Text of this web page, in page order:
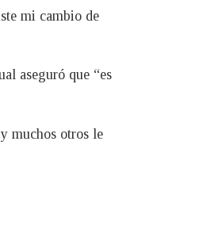
mi cambio de
aseguró que “es
muchos otros le